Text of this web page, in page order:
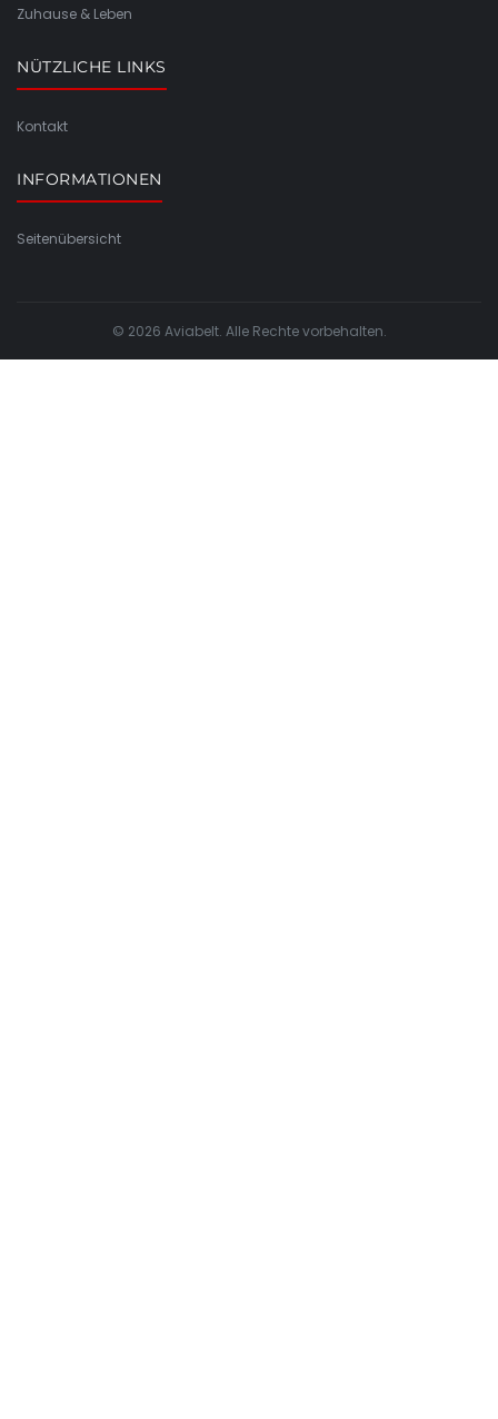
Zuhause & Leben
NÜTZLICHE LINKS
Kontakt
INFORMATIONEN
Seitenübersicht
© 2026 Aviabelt. Alle Rechte vorbehalten.